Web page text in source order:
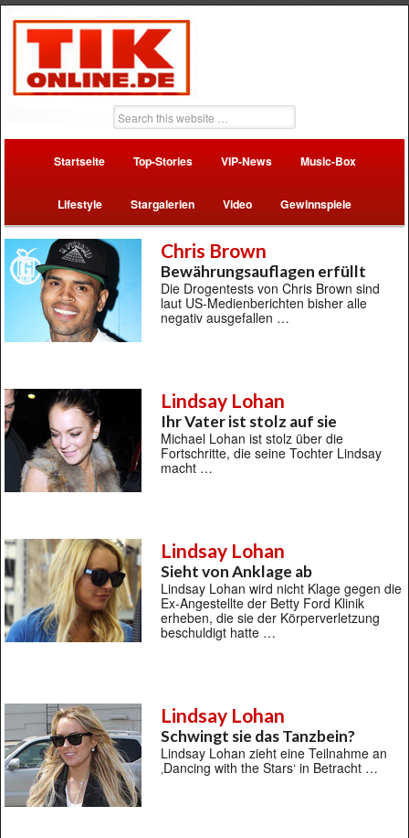
Startseite Top-Stories VIP-News Music-Box
Lifestyle Stargalerien Video Gewinnspiele
Chris Brown
Bewährungsauflagen erfüllt
Die Drogentests von Chris Brown sind
laut US-Medienberichten bisher alle
negativ ausgefallen …
Lindsay Lohan
Ihr Vater ist stolz auf sie
Michael Lohan ist stolz über die
Fortschritte, die seine Tochter Lindsay
macht …
Lindsay Lohan
Sieht von Anklage ab
Lindsay Lohan wird nicht Klage gegen die
Ex-Angestellte der Betty Ford Klinik
erheben, die sie der Körperverletzung
beschuldigt hatte …
Lindsay Lohan
Schwingt sie das Tanzbein?
Lindsay Lohan zieht eine Teilnahme an
‚Dancing with the Stars‘ in Betracht …